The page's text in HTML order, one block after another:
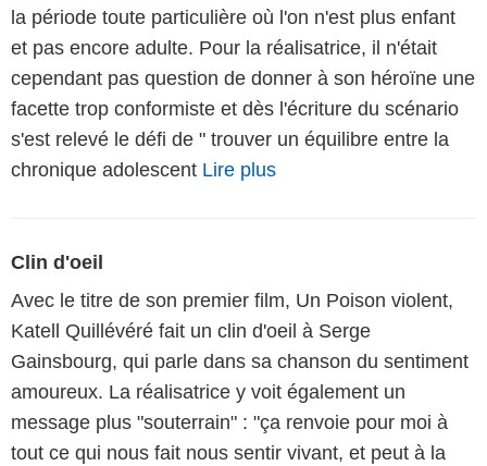
la période toute particulière où l'on n'est plus enfant
et pas encore adulte. Pour la réalisatrice, il n'était
cependant pas question de donner à son héroïne une
facette trop conformiste et dès l'écriture du scénario
s'est relevé le défi de " trouver un équilibre entre la
chronique adolescent Lire plus
Clin d'oeil
Avec le titre de son premier film, Un Poison violent,
Katell Quillévéré fait un clin d'oeil à Serge
Gainsbourg, qui parle dans sa chanson du sentiment
amoureux. La réalisatrice y voit également un
message plus "souterrain" : "ça renvoie pour moi à
tout ce qui nous fait nous sentir vivant, et peut à la